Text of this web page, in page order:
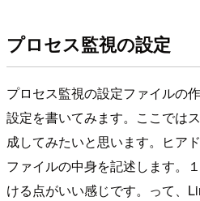
プロセス監視の設定
プロセス監視の設定ファイルの
設定を書いてみます。ここでは
成してみたいと思います。ヒア
ファイルの中身を記述します。
ける点がいい感じです。って、